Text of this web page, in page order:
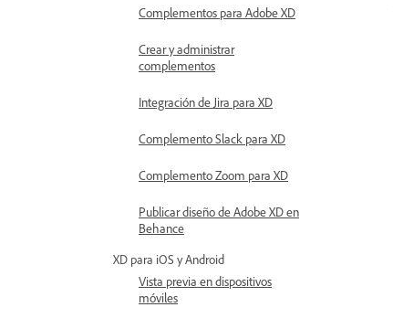
Complementos para Adobe XD
Crear y administrar
complementos
Integración de Jira para XD
Complemento Slack para XD
Complemento Zoom para XD
Publicar diseño de Adobe XD en
Behance
XD para iOS y Android
Vista previa en dispositivos
móviles